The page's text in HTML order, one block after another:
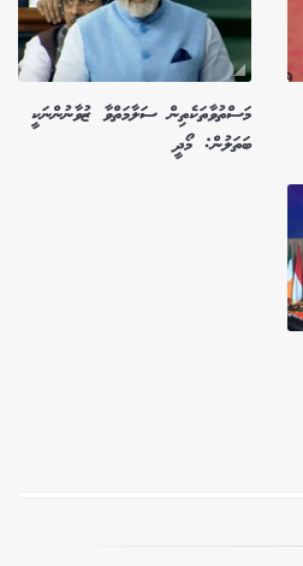
މަސްތުވާތަކެތިން ސަލާމަތްވާ ޒުވާނުންނަކީ
ބަތަލުން: މޯދީ